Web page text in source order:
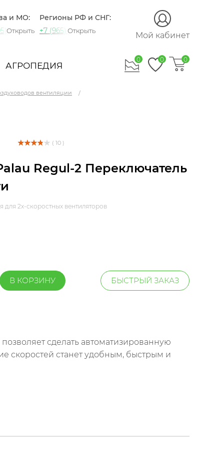
и МО:
721-60-15
Открыть
Регионы РФ и СНГ:
+7 (965) 420-10-10
Открыть Мой кабинет
АГРОПЕДИЯ
0 0 0
вентиляции
( 10 )
Regul-2 Переключатель
для 2х-скоростных вентиляторов
В КОРЗИНУ БЫСТРЫЙ ЗАКАЗ
сделать автоматизированную
скоростей станет удобным, быстрым и